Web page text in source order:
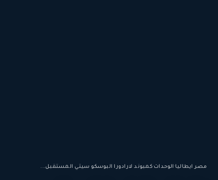
مصر ايطاليا· الوحدات·كمبوند لارادورا البوسكو سيتي المستقبل...